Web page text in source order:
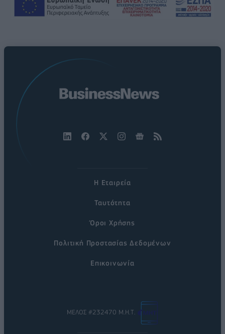
Η Εταιρεία
Ταυτότητα
Όροι Χρήσης
Πολιτική Προστασίας Δεδομένων
Επικοινωνία
ΜΕΛΟΣ #232470 Μ.Η.Τ.